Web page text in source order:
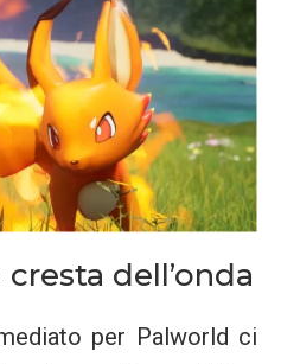
dell’onda
per Palworld ci